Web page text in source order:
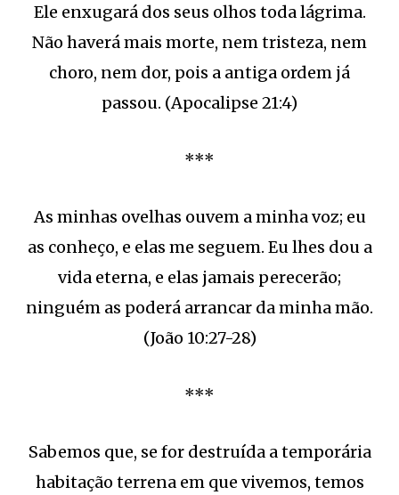
Ele enxugará dos seus olhos toda lágrima.
Não haverá mais morte, nem tristeza, nem
choro, nem dor, pois a antiga ordem já
passou. (Apocalipse 21:4)
***
As minhas ovelhas ouvem a minha voz; eu
as conheço, e elas me seguem. Eu lhes dou a
vida eterna, e elas jamais perecerão;
ninguém as poderá arrancar da minha mão.
(João 10:27-28)
***
Sabemos que, se for destruída a temporária
habitação terrena em que vivemos, temos